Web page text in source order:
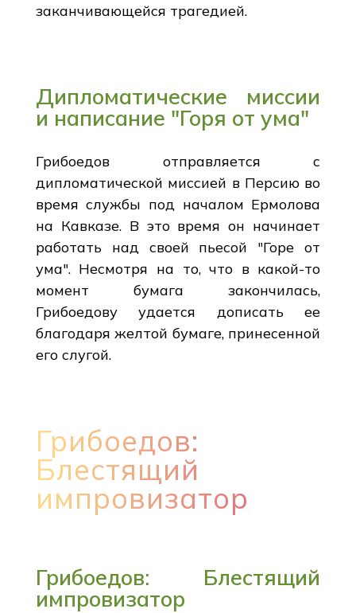
заканчивающейся трагедией.
Дипломатические миссии
и написание "Горя от ума"
Грибоедов отправляется с
дипломатической миссией в Персию во
время службы под началом Ермолова
на Кавказе. В это время он начинает
работать над своей пьесой "Горе от
ума". Несмотря на то, что в какой-то
момент бумага закончилась,
Грибоедову удается дописать ее
благодаря желтой бумаге, принесенной
его слугой.
Грибоедов:
Блестящий
импровизатор
Грибоедов: Блестящий
импровизатор